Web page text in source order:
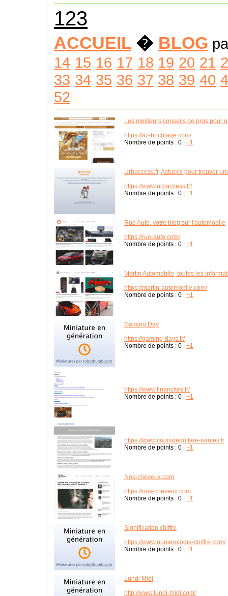
123
ACCUEIL � BLOG
14 15 16 17 18 19 20 21
33 34 35 36 37 38 39 40
52
Les meilleurs conseils de pros pour
https://az-bricolage.com/
Nombre de points : 0 +1
Urbaccess.fr, Astuces pour trouver
https://www.urbaccess.fr/
Nombre de points : 0 +1
Rue Auto, votre blog sur l'automobile
https://rue-auto.com/
Nombre de points : 0 +1
Martin Automobile, toutes les
https://martin-automobile.com/
Nombre de points : 0 +1
Gaming Day
https://gaming-days.fr/
Nombre de points : 0 +1
https://www.financites.fr/
Nombre de points : 0 +1
https://www.coursdeguitare-nantes.fr
Nombre de points : 0 +1
Nos-cheveux.com
https://nos-cheveux.com
Nombre de points : 0 +1
Signification chiffre
https://www.numerologie-chiffre.com/
Nombre de points : 0 +1
Lundi Midi
http://www.lundi-midi.com/